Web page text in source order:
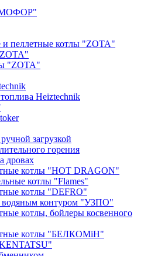
и пеллетные котлы "ZOTA"
"ZOTA"
Heiztechnik
загрузкой
горения
дровах
котлы "HOT DRAGON"
котлы "Flames"
котлы "DEFRO"
водяным контуром "УЗПО"
котлы, бойлеры косвенного
котлы "БЕЛКОМiН"